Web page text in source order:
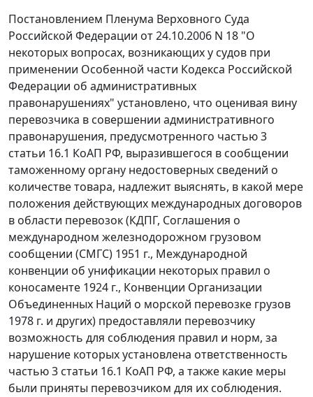
Постановлением Пленума Верховного Суда
Российской Федерации от 24.10.2006 N 18 "О
некоторых вопросах, возникающих у судов при
применении Особенной части Кодекса Российской
Федерации об административных
правонарушениях" установлено, что оценивая вину
перевозчика в совершении административного
правонарушения, предусмотренного частью 3
статьи 16.1 КоАП РФ, выразившегося в сообщении
таможенному органу недостоверных сведений о
количестве товара, надлежит выяснять, в какой мере
положения действующих международных договоров
в области перевозок (КДПГ, Соглашения о
международном железнодорожном грузовом
сообщении (СМГС) 1951 г., Международной
конвенции об унификации некоторых правил о
коносаменте 1924 г., Конвенции Организации
Объединенных Наций о морской перевозке грузов
1978 г. и других) предоставляли перевозчику
возможность для соблюдения правил и норм, за
нарушение которых установлена ответственность
частью 3 статьи 16.1 КоАП РФ, а также какие меры
были приняты перевозчиком для их соблюдения.